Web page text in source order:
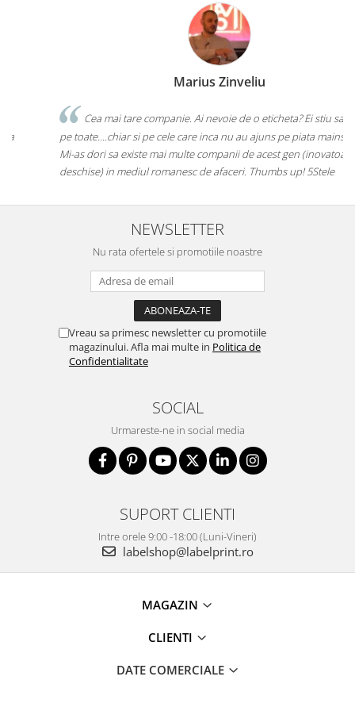
Marius Zinveliu
Cea mai tare companie. Ai nevoie de o eticheta? Ei stiu sa le faca
pe toate....chiar si pe cele care inca nu au ajuns pe piata mainstream.
Mi-as dori sa existe mai multe companii de acest gen (inovatoare si
deschise) in mediul romanesc de afaceri. Thumbs up! 5Stele
NEWSLETTER
Nu rata ofertele si promotiile noastre
Vreau sa primesc newsletter cu promotiile
magazinului. Afla mai multe in Politica de
Confidentialitate
SOCIAL
Urmareste-ne in social media
SUPORT CLIENTI
Intre orele 9:00 -18:00 (Luni-Vineri)
labelshop@labelprint.ro
MAGAZIN
CLIENTI
DATE COMERCIALE